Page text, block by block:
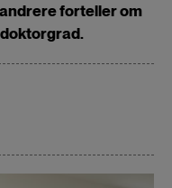
forteller om